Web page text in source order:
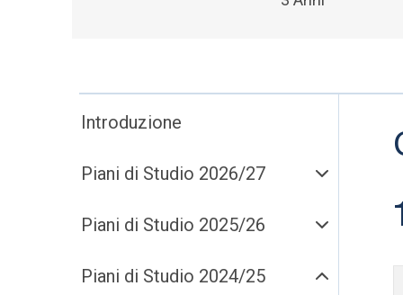
Introduzione
Piani di Studio 2026/27
Piani di Studio 2025/26
Piani di Studio 2024/25